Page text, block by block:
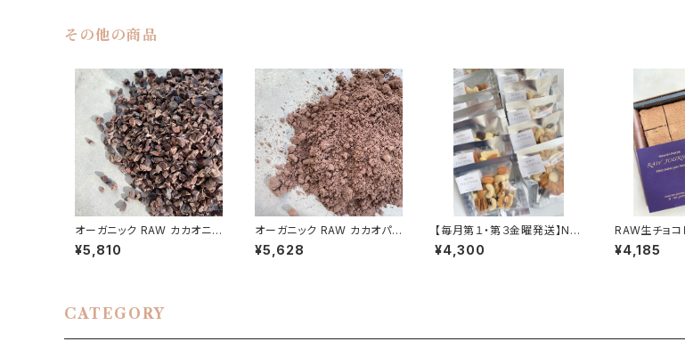
その他の商品
オーガニック RAW カカオニブ
500g／エクアドル産ア 非
アルカリ処理
¥5,810
オーガニック RAW カカオパウ
ダー 480g／エクアドル産ア
リバ種 非アルカリ処理
¥5,628
【毎月第１・第３金曜発送】Nut
Break「さんじのたね」（ナッツ
＆カカオ）15袋入り
¥4,300
RAW生チョコ
味＞ 16個
¥4,185
CATEGORY